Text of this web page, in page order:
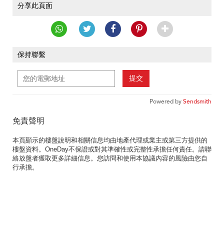
分享此頁面
保持聯繫
提交
Powered bySendsmith
免責聲明
本頁顯示的樓盤說明和相關信息均由地產代理或業主或第三方提供的
樓盤資料。OneDay不保證或對其準確性或完整性承擔任何責任。請聯
絡放盤者獲取更多詳細信息。您訪問和使用本協議內容的風險由您自
行承擔。